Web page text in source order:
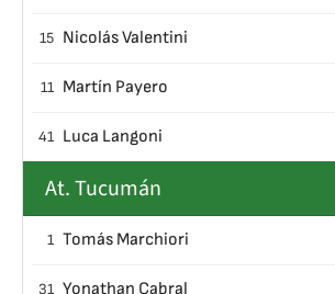
15 Nicolás Valentini
11 Martín Payero
41 Luca Langoni
At. Tucumán
1 Tomás Marchiori
31 Yonathan Cabral